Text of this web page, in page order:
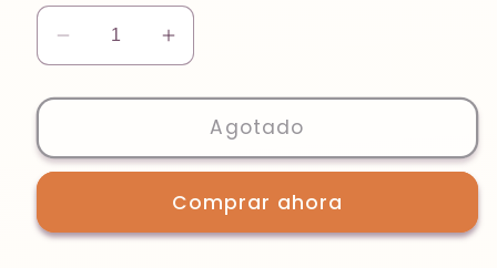
Reducir
cantidad
para
Michi
/
Aumentar
cantidad
para
Black
Michi
/
Textured
Agotado
Comprar ahora